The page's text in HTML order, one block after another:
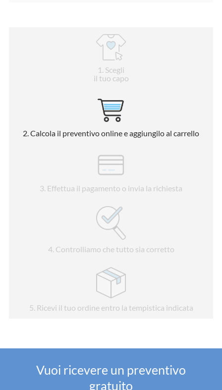
1 . Scegli
il tuo capo
2. Calcola il preventivo online e aggiungilo al carrello
3. Effettua il pagamento o invia la richiesta
4. Controlliamo che tutto sia corretto
5. Ricevi il tuo ordine entro la tempistica indicata
Vuoi ricevere un preventivo
gratuito